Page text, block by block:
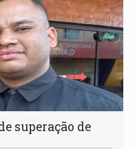
superação de